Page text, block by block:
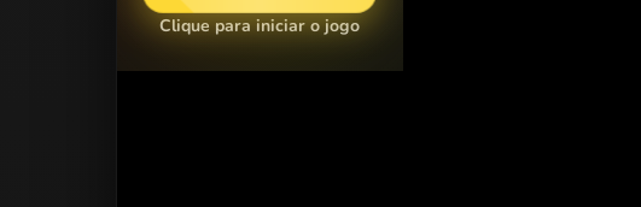
Clique para iniciar o jogo